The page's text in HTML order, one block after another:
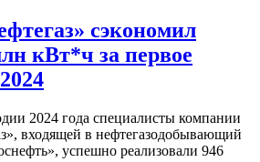
сэкономил
кВт*ч за первое
2024 года специалисты компании
входящей в нефтегазодобывающий
успешно реализовали 946